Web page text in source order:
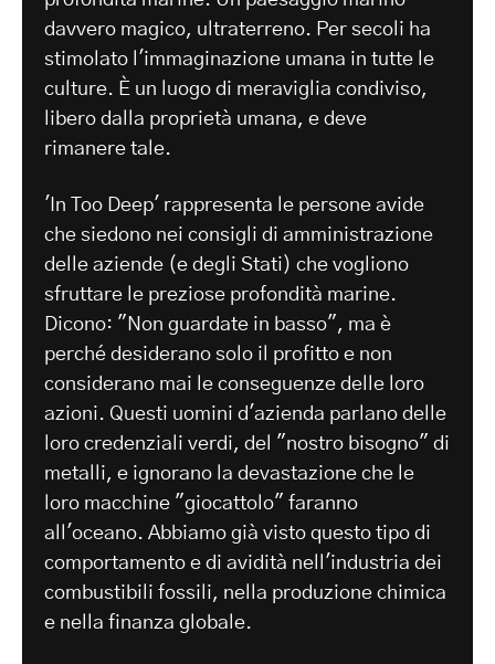
davvero magico, ultraterreno. Per secoli ha
stimolato l'immaginazione umana in tutte le
culture. È un luogo di meraviglia condiviso,
libero dalla proprietà umana, e deve
rimanere tale.
'In Too Deep' rappresenta le persone avide
che siedono nei consigli di amministrazione
delle aziende (e degli Stati) che vogliono
sfruttare le preziose profondità marine.
Dicono: "Non guardate in basso", ma è
perché desiderano solo il profitto e non
considerano mai le conseguenze delle loro
azioni. Questi uomini d'azienda parlano delle
loro credenziali verdi, del "nostro bisogno" di
metalli, e ignorano la devastazione che le
loro macchine "giocattolo" faranno
all'oceano. Abbiamo già visto questo tipo di
comportamento e di avidità nell'industria dei
combustibili fossili, nella produzione chimica
e nella finanza globale.